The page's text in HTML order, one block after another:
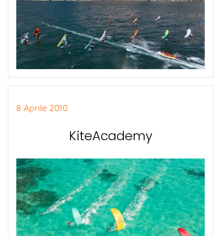
8 Aprile 2010
KiteAcademy